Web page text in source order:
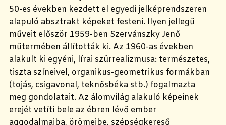
50-es években kezdett el egyedi jelképrendszeren
alapuló absztrakt képeket festeni. Ilyen jellegű
műveit először 1959-ben Szervánszky Jenő
műtermében állították ki. Az 1960-as években
alakult ki egyéni, lírai szürrealizmusa: természetes,
tiszta színeivel, organikus-geometrikus formákban
(tojás, csigavonal, teknősbéka stb.) fogalmazta
meg gondolatait. Az álomvilág alakuló képeinek
erejét vetíti bele az ébren lévő ember
aggodalmaiba, örömeibe, szépségkereső